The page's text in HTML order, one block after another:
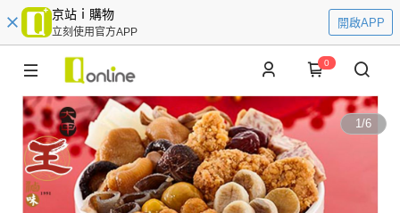
京站ｉ購物
立刻使用官方APP
開啟APP
0
1/6